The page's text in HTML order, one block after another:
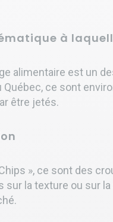
à
alimentaire est un
Québec, ce sont
être jetés.
», ce sont des
sur la texture ou sur